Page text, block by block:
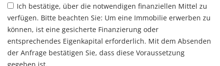
Ich bestätige, über die notwendigen finanziellen Mittel zu
verfügen. Bitte beachten Sie: Um eine Immobilie erwerben zu
können, ist eine gesicherte Finanzierung oder
entsprechendes Eigenkapital erforderlich. Mit dem Absenden
der Anfrage bestätigen Sie, dass diese Voraussetzung